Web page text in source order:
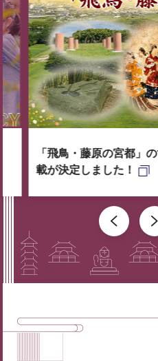
「飛鳥・藤原の宮都」
載が決定しました！